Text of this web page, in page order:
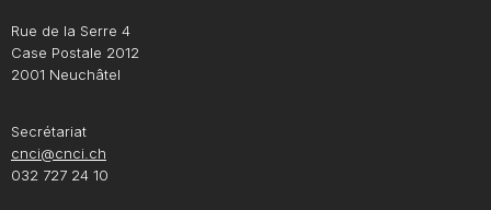
Rue de la Serre 4
Case Postale 2012
2001 Neuchâtel
Secrétariat
cnci@cnci.ch
032 727 24 10